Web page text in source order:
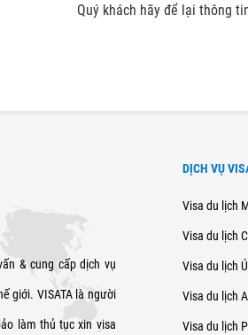
Quý khách hãy để lại thông
& cung cấp dịch vụ
giới. VISATA là người
làm thủ tục xin visa
DỊCH VỤ
Visa du lịch
Visa du lịch
Visa du lịch
Visa du lịch
Visa du lịch